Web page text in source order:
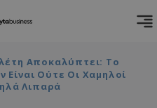
Αποκαλύπτει: Tο
Είναι Ούτε Οι Χαμηλοί
Λιπαρά